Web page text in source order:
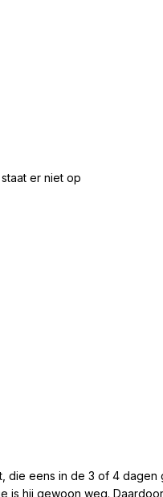
er niet op
die eens in de 3 of 4
is hij gewoon weg.